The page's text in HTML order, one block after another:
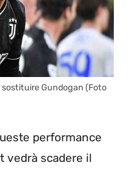
sostituire Gundogan (Foto
performance
vedrà scadere il